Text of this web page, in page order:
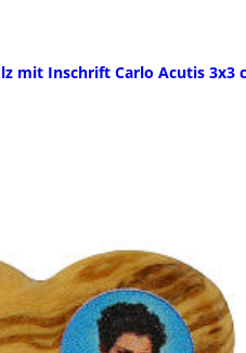
mit Inschrift Carlo Acutis 3x3